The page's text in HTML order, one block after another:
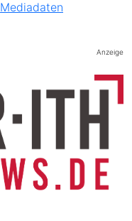
Mediadaten
Anzeige